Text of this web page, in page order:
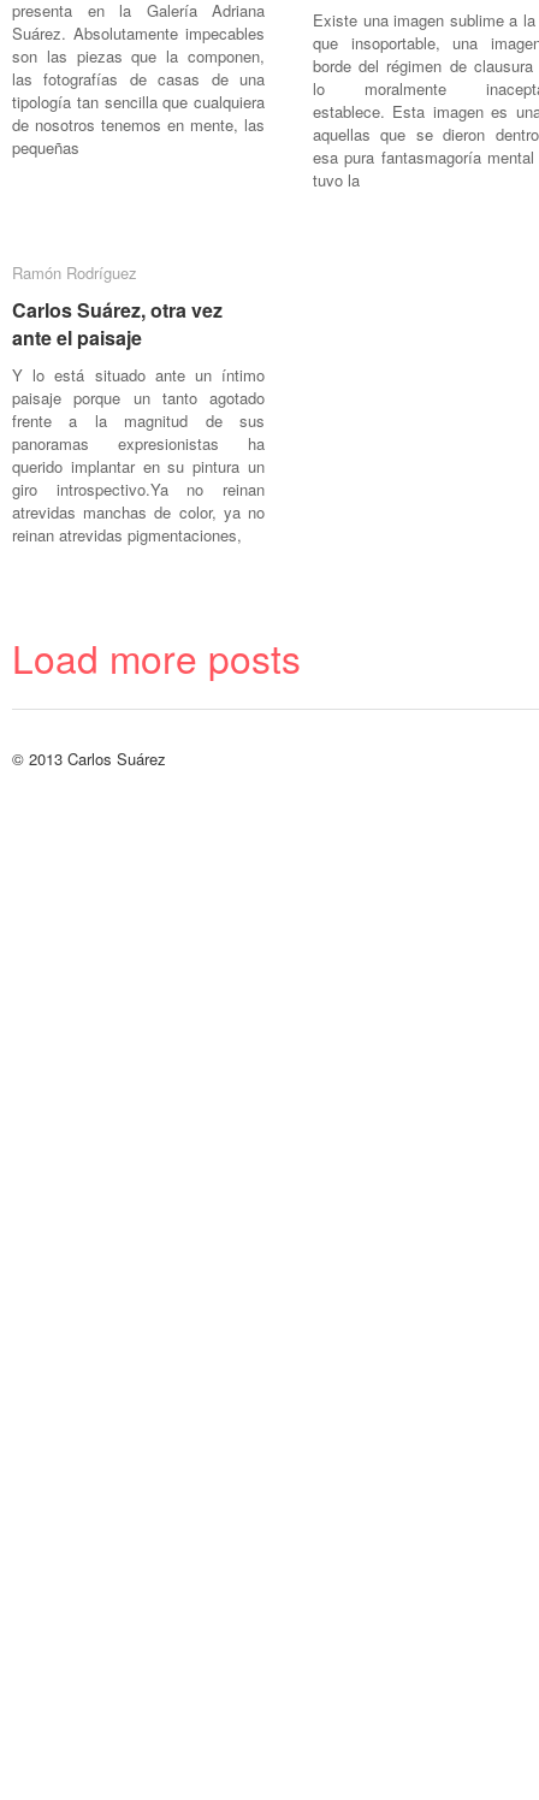
presenta en la Galería Adriana
Suárez. Absolutamente impecables
son las piezas que la componen,
las fotografías de casas de una
tipología tan sencilla que cualquiera
de nosotros tenemos en mente, las
pequeñas
Existe una imagen sublime a
que insoportable, una
borde del régimen de clausura
lo moralmente
establece. Esta imagen es
aquellas que se dieron
esa pura fantasmagoría mental
tuvo la
Ramón Rodríguez
Carlos Suárez, otra vez
ante el paisaje
Y lo está situado ante un íntimo
paisaje porque un tanto agotado
frente a la magnitud de sus
panoramas expresionistas ha
querido implantar en su pintura un
giro introspectivo.Ya no reinan
atrevidas manchas de color, ya no
reinan atrevidas pigmentaciones,
Ramón Rodríguez
Carlos Suárez, otra vez
ante el paisaje
Load more posts
© 2013 Carlos Suárez